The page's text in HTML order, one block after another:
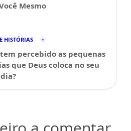
Mesmo
HISTÓRIAS
percebido as pequenas
que Deus coloca no seu